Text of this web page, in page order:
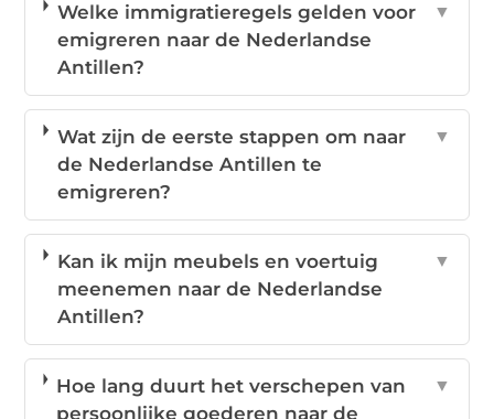
Welke immigratieregels gelden voor
emigreren naar de Nederlandse
Antillen?
▼
Wat zijn de eerste stappen om naar
de Nederlandse Antillen te
emigreren?
▼
Kan ik mijn meubels en voertuig
meenemen naar de Nederlandse
Antillen?
▼
Hoe lang duurt het verschepen van
persoonlijke goederen naar de
▼